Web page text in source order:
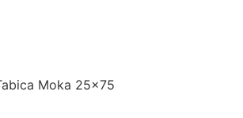
Moka 25×75